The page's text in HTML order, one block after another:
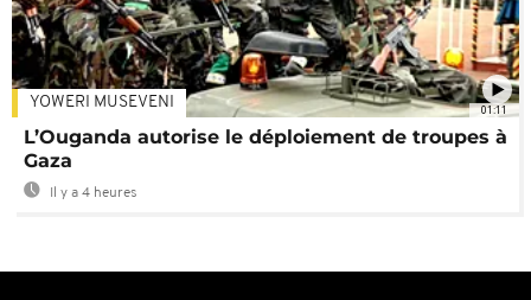
01:11
YOWERI MUSEVENI
L’Ouganda autorise le déploiement de troupes à
Gaza
Il y a 4 heures